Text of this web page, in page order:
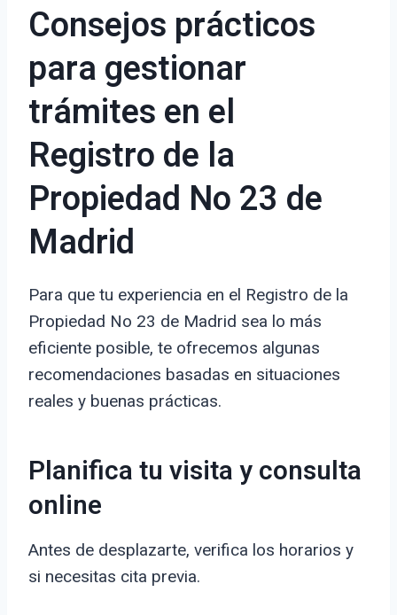
Consejos prácticos
para gestionar
trámites en el
Registro de la
Propiedad No 23 de
Madrid
Para que tu experiencia en el Registro de la
Propiedad No 23 de Madrid sea lo más
eficiente posible, te ofrecemos algunas
recomendaciones basadas en situaciones
reales y buenas prácticas.
Planifica tu visita y consulta
online
Antes de desplazarte, verifica los horarios y
si necesitas cita previa.